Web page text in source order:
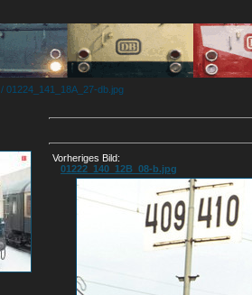
/ 01224_141_18A_27-db.jpg
Vorheriges Bild:
01222_140_12B_08-b.jpg